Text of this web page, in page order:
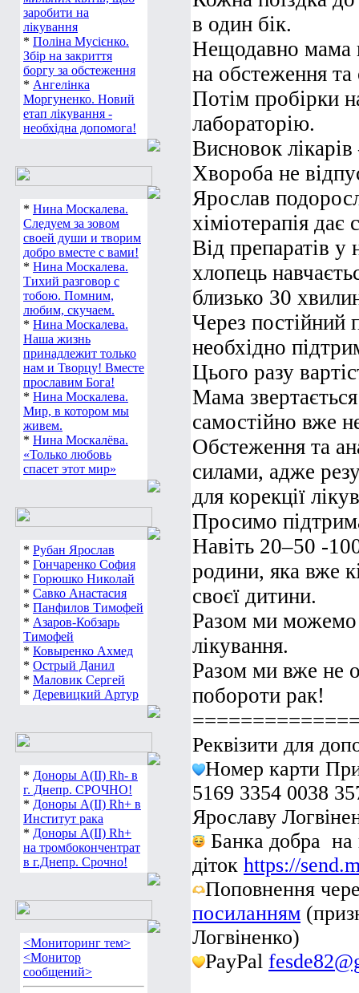
мильних квітів, щоб
заробити на
лікування
*Поліна Мусієнко.
Збір на закриття
боргу за обстеження
*Ангелінка
Моргуненко. Новий
етап лікування -
*Нина Москалева.
Следуем за зовом
своей души и творим
добро вместе с вами!
*Нина Москалева.
Тихий разговор с
тобою. Помним,
любим, скучаем.
*Нина Москалева.
Наша жизнь
принадлежит только
нам и Творцу! Вместе
прославим Бога!
*Нина Москалева.
Мир, в котором мы
живем.
*Нина Москалёва.
«Только любовь
* Рубан Ярослав
* Гончаренко София
* Горюшко Николай
* Савко Анастасия
* Панфилов Тимофей
*Азаров-Кобзарь
Тимофей
* Ковыренко Ахмед
* Острый Данил
* Маловик Сергей
* Доноры А(ІІ) Rh- в
г. Днепр. СРОЧНО!
*Доноры А(ІІ) Rh+ в
Институт рака
*Доноры А(ІІ) Rh+
на тромбокончентрат
<Мониторинг тем>
<Монитор
сообщений>
в один бік.
Нещодавно мама
на обстеження
Потім пробірки
лабораторію.
Висновок
Хвороба не
Ярослав
хіміотерапія дає
Від препаратів у
хлопець
близько 30
Через постійний
необхідно
Цього разу
Мама
самостійно вже
Обстеження та
силами, адже
для корекції
Просимо
Навіть 20–50 -
родини, яка вже
своєї дитини.
Разом ми
лікування.
Разом ми вже не
побороти рак!
Реквізити для
Номер карти
5169 3354 0038
Ярославу
Банка добра на
діток https://
Поповнення
посиланням
Логвіненко)
PayPal